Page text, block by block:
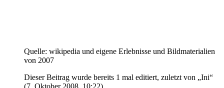
Quelle: wikipedia und eigene Erlebnisse und Bildmaterialien
von 2007
Dieser Beitrag wurde bereits 1 mal editiert, zuletzt von „Ini“